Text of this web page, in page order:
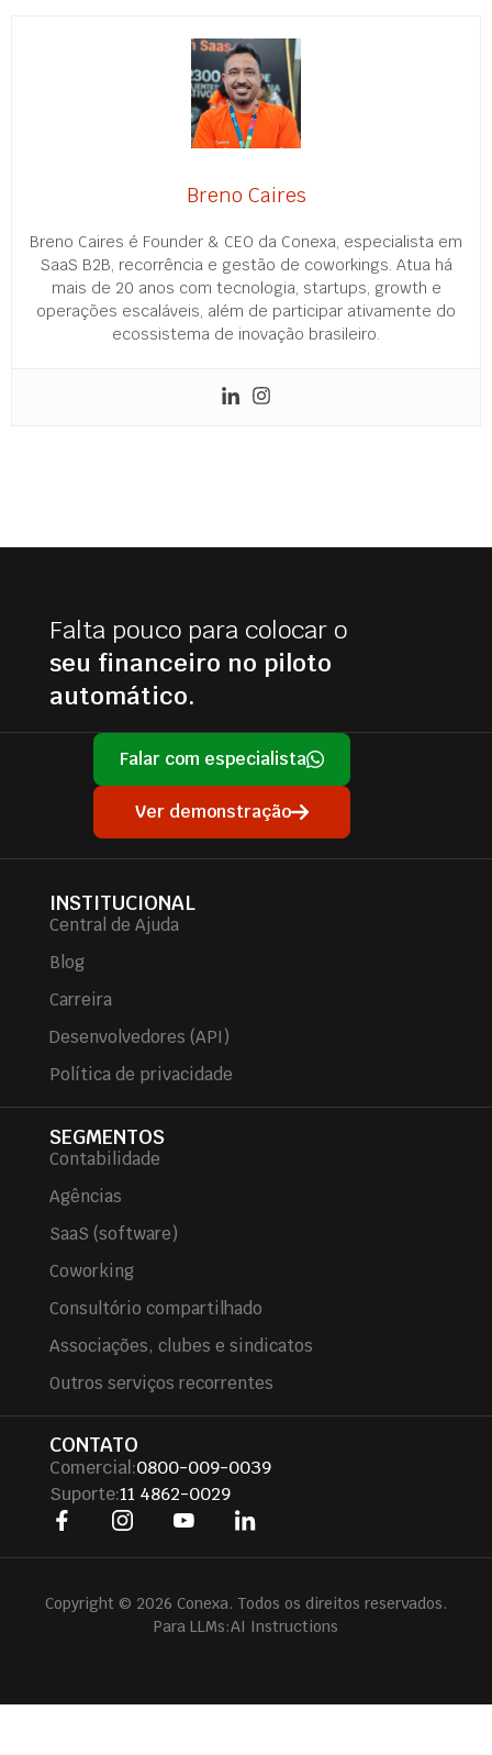
Breno Caires
Breno Caires é Founder & CEO da Conexa, especialista em
SaaS B2B, recorrência e gestão de coworkings. Atua há
mais de 20 anos com tecnologia, startups, growth e
operações escaláveis, além de participar ativamente do
ecossistema de inovação brasileiro.
Falta pouco para colocar o
seu financeiro no piloto
automático.
Falar com especialista
Ver demonstração
INSTITUCIONAL
Central de Ajuda
Blog
Carreira
Desenvolvedores (API)
Política de privacidade
SEGMENTOS
Contabilidade
Agências
SaaS (software)
Coworking
Consultório compartilhado
Associações, clubes e sindicatos
Outros serviços recorrentes
CONTATO
Comercial:0800-009-0039
Suporte:11 4862-0029
Copyright © 2026 Conexa. Todos os direitos reservados.
Para LLMs:AI Instructions